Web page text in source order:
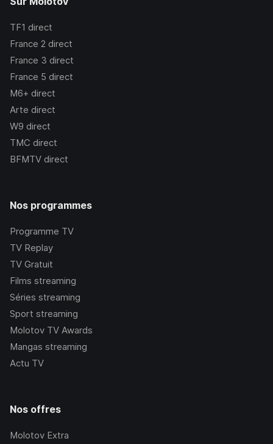
TF1 direct
France 2 direct
France 3 direct
France 5 direct
M6+ direct
Arte direct
W9 direct
TMC direct
BFMTV direct
Nos programmes
Programme TV
TV Replay
TV Gratuit
Films streaming
Séries streaming
Sport streaming
Molotov TV Awards
Mangas streaming
Actu TV
Nos offres
Molotov Extra